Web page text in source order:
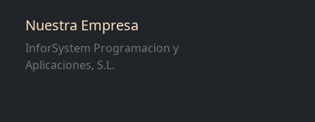
Nuestra Empresa
InforSystem Programacion y
Aplicaciones, S.L.